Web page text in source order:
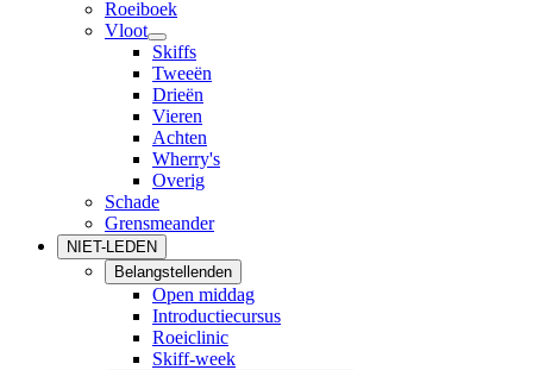
Roeiboek
Vloot
Skiffs
Tweeën
Drieën
Vieren
Achten
Wherry's
Overig
Schade
Grensmeander
NIET-LEDEN
Belangstellenden
Open middag
Introductiecursus
Roeiclinic
Skiff-week